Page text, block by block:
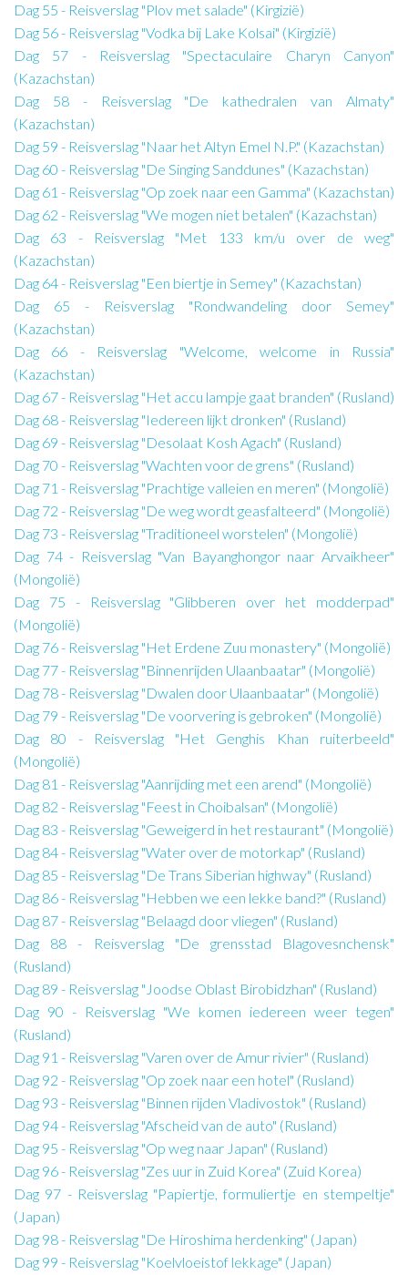
Dag 55 - Reisverslag "Plov met salade" (Kirgizië)
Dag 56 - Reisverslag "Vodka bij Lake Kolsai" (Kirgizië)
Dag 57 - Reisverslag "Spectaculaire Charyn Canyon"
(Kazachstan)
Dag 58 - Reisverslag "De kathedralen van Almaty"
(Kazachstan)
Dag 59 - Reisverslag "Naar het Altyn Emel N.P." (Kazachstan)
Dag 60 - Reisverslag "De Singing Sanddunes" (Kazachstan)
Dag 61 - Reisverslag "Op zoek naar een Gamma" (Kazachstan)
Dag 62 - Reisverslag "We mogen niet betalen" (Kazachstan)
Dag 63 - Reisverslag "Met 133 km/u over de weg"
(Kazachstan)
Dag 64 - Reisverslag "Een biertje in Semey" (Kazachstan)
Dag 65 - Reisverslag "Rondwandeling door Semey"
(Kazachstan)
Dag 66 - Reisverslag "Welcome, welcome in Russia"
(Kazachstan)
Dag 67 - Reisverslag "Het accu lampje gaat branden" (Rusland)
Dag 68 - Reisverslag "Iedereen lijkt dronken" (Rusland)
Dag 69 - Reisverslag "Desolaat Kosh Agach" (Rusland)
Dag 70 - Reisverslag "Wachten voor de grens" (Rusland)
Dag 71 - Reisverslag "Prachtige valleien en meren" (Mongolië)
Dag 72 - Reisverslag "De weg wordt geasfalteerd" (Mongolië)
Dag 73 - Reisverslag "Traditioneel worstelen" (Mongolië)
Dag 74 - Reisverslag "Van Bayanghongor naar Arvaikheer"
(Mongolië)
Dag 75 - Reisverslag "Glibberen over het modderpad"
(Mongolië)
Dag 76 - Reisverslag "Het Erdene Zuu monastery" (Mongolië)
Dag 77 - Reisverslag "Binnenrijden Ulaanbaatar" (Mongolië)
Dag 78 - Reisverslag "Dwalen door Ulaanbaatar" (Mongolië)
Dag 79 - Reisverslag "De voorvering is gebroken" (Mongolië)
Dag 80 - Reisverslag "Het Genghis Khan ruiterbeeld"
(Mongolië)
Dag 81 - Reisverslag "Aanrijding met een arend" (Mongolië)
Dag 82 - Reisverslag "Feest in Choibalsan" (Mongolië)
Dag 83 - Reisverslag "Geweigerd in het restaurant" (Mongolië)
Dag 84 - Reisverslag "Water over de motorkap" (Rusland)
Dag 85 - Reisverslag "De Trans Siberian highway" (Rusland)
Dag 86 - Reisverslag "Hebben we een lekke band?" (Rusland)
Dag 87 - Reisverslag "Belaagd door vliegen" (Rusland)
Dag 88 - Reisverslag "De grensstad Blagovesnchensk"
(Rusland)
Dag 89 - Reisverslag "Joodse Oblast Birobidzhan" (Rusland)
Dag 90 - Reisverslag "We komen iedereen weer tegen"
(Rusland)
Dag 91 - Reisverslag "Varen over de Amur rivier" (Rusland)
Dag 92 - Reisverslag "Op zoek naar een hotel" (Rusland)
Dag 93 - Reisverslag "Binnen rijden Vladivostok" (Rusland)
Dag 94 - Reisverslag "Afscheid van de auto" (Rusland)
Dag 95 - Reisverslag "Op weg naar Japan" (Rusland)
Dag 96 - Reisverslag "Zes uur in Zuid Korea" (Zuid Korea)
Dag 97 - Reisverslag "Papiertje, formuliertje en stempeltje"
(Japan)
Dag 98 - Reisverslag "De Hiroshima herdenking" (Japan)
Dag 99 - Reisverslag "Koelvloeistof lekkage" (Japan)